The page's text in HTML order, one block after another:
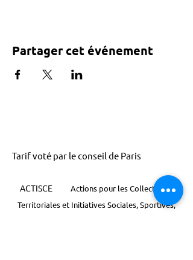
Partager cet événement
Tarif voté par le conseil de Paris
ACTISCE
Actions pour les Collectivités
Territoriales et Initiatives Sociales, Sportives,